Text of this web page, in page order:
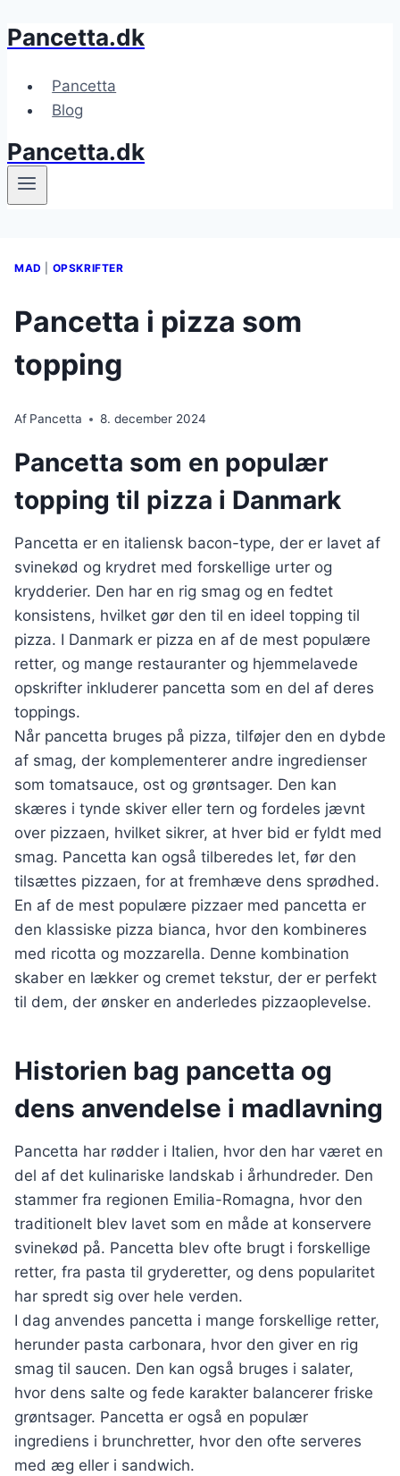
Fortsæt
indhold
Pancetta.dk
Pancetta
Blog
Pancetta.dk
MAD OPSKRIFTER
Pancetta i pizza som
topping
Af Pancetta 8. december 2024
Pancetta som en populær
topping til pizza i Danmark
Pancetta er en italiensk bacon-type, der er lavet af
svinekød og krydret med forskellige urter og
krydderier. Den har en rig smag og en fedtet
konsistens, hvilket gør den til en ideel topping til
pizza. I Danmark er pizza en af de mest populære
retter, og mange restauranter og hjemmelavede
opskrifter inkluderer pancetta som en del af deres
toppings.
Når pancetta bruges på pizza, tilføjer den en dybde
af smag, der komplementerer andre ingredienser
som tomatsauce, ost og grøntsager. Den kan
skæres i tynde skiver eller tern og fordeles jævnt
over pizzaen, hvilket sikrer, at hver bid er fyldt med
smag. Pancetta kan også tilberedes let, før den
tilsættes pizzaen, for at fremhæve dens sprødhed.
En af de mest populære pizzaer med pancetta er
den klassiske pizza bianca, hvor den kombineres
med ricotta og mozzarella. Denne kombination
skaber en lækker og cremet tekstur, der er perfekt
til dem, der ønsker en anderledes pizzaoplevelse.
Historien bag pancetta og
dens anvendelse i madlavning
Pancetta har rødder i Italien, hvor den har været en
del af det kulinariske landskab i århundreder. Den
stammer fra regionen Emilia-Romagna, hvor den
traditionelt blev lavet som en måde at konservere
svinekød på. Pancetta blev ofte brugt i forskellige
retter, fra pasta til gryderetter, og dens popularitet
har spredt sig over hele verden.
I dag anvendes pancetta i mange forskellige retter,
herunder pasta carbonara, hvor den giver en rig
smag til saucen. Den kan også bruges i salater,
hvor dens salte og fede karakter balancerer friske
grøntsager. Pancetta er også en populær
ingrediens i brunchretter, hvor den ofte serveres
med æg eller i sandwich.